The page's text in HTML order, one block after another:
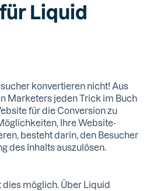
Liquid
konvertieren nicht! Aus
Marketers jeden Trick im Buch
für die Conversion zu
Ihre Website-
besteht darin, den Besucher
des Inhalts auszulösen.
möglich. Über Liquid